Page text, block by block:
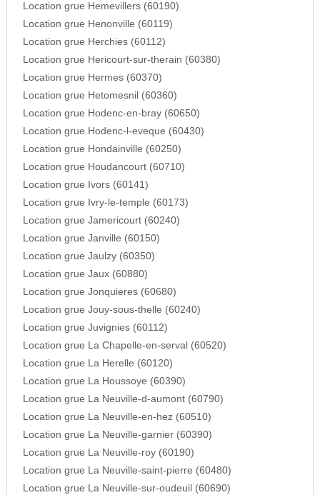
Location grue Hemevillers (60190)
Location grue Henonville (60119)
Location grue Herchies (60112)
Location grue Hericourt-sur-therain (60380)
Location grue Hermes (60370)
Location grue Hetomesnil (60360)
Location grue Hodenc-en-bray (60650)
Location grue Hodenc-l-eveque (60430)
Location grue Hondainville (60250)
Location grue Houdancourt (60710)
Location grue Ivors (60141)
Location grue Ivry-le-temple (60173)
Location grue Jamericourt (60240)
Location grue Janville (60150)
Location grue Jaulzy (60350)
Location grue Jaux (60880)
Location grue Jonquieres (60680)
Location grue Jouy-sous-thelle (60240)
Location grue Juvignies (60112)
Location grue La Chapelle-en-serval (60520)
Location grue La Herelle (60120)
Location grue La Houssoye (60390)
Location grue La Neuville-d-aumont (60790)
Location grue La Neuville-en-hez (60510)
Location grue La Neuville-garnier (60390)
Location grue La Neuville-roy (60190)
Location grue La Neuville-saint-pierre (60480)
Location grue La Neuville-sur-oudeuil (60690)